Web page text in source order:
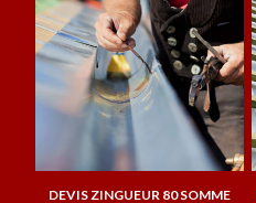
DEVIS ZINGUEUR 80 SOMME